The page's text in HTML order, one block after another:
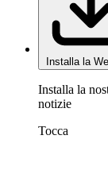
Installa la
Installa la
notizie
Tocca